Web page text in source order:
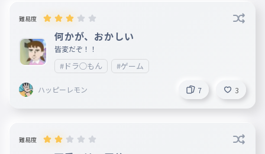
難易度
何かが、おかしい
皆変だぞ！！
#ドラ◯もん #ゲーム
ハッピーレモン 7 3
難易度